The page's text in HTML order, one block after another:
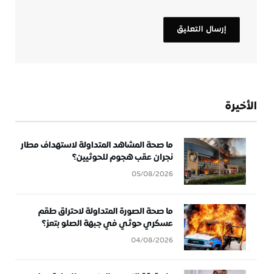
الأخيرة
ما صحة المشاهد المتداولة لاستهداف مطار
نجران عقب هجوم للحوثيين؟
05/08/2026
ما صحة الصورة المتداولة لاحتراق طقم
عسكري حوثي في جبهة الصلو بتعز؟
04/08/2026